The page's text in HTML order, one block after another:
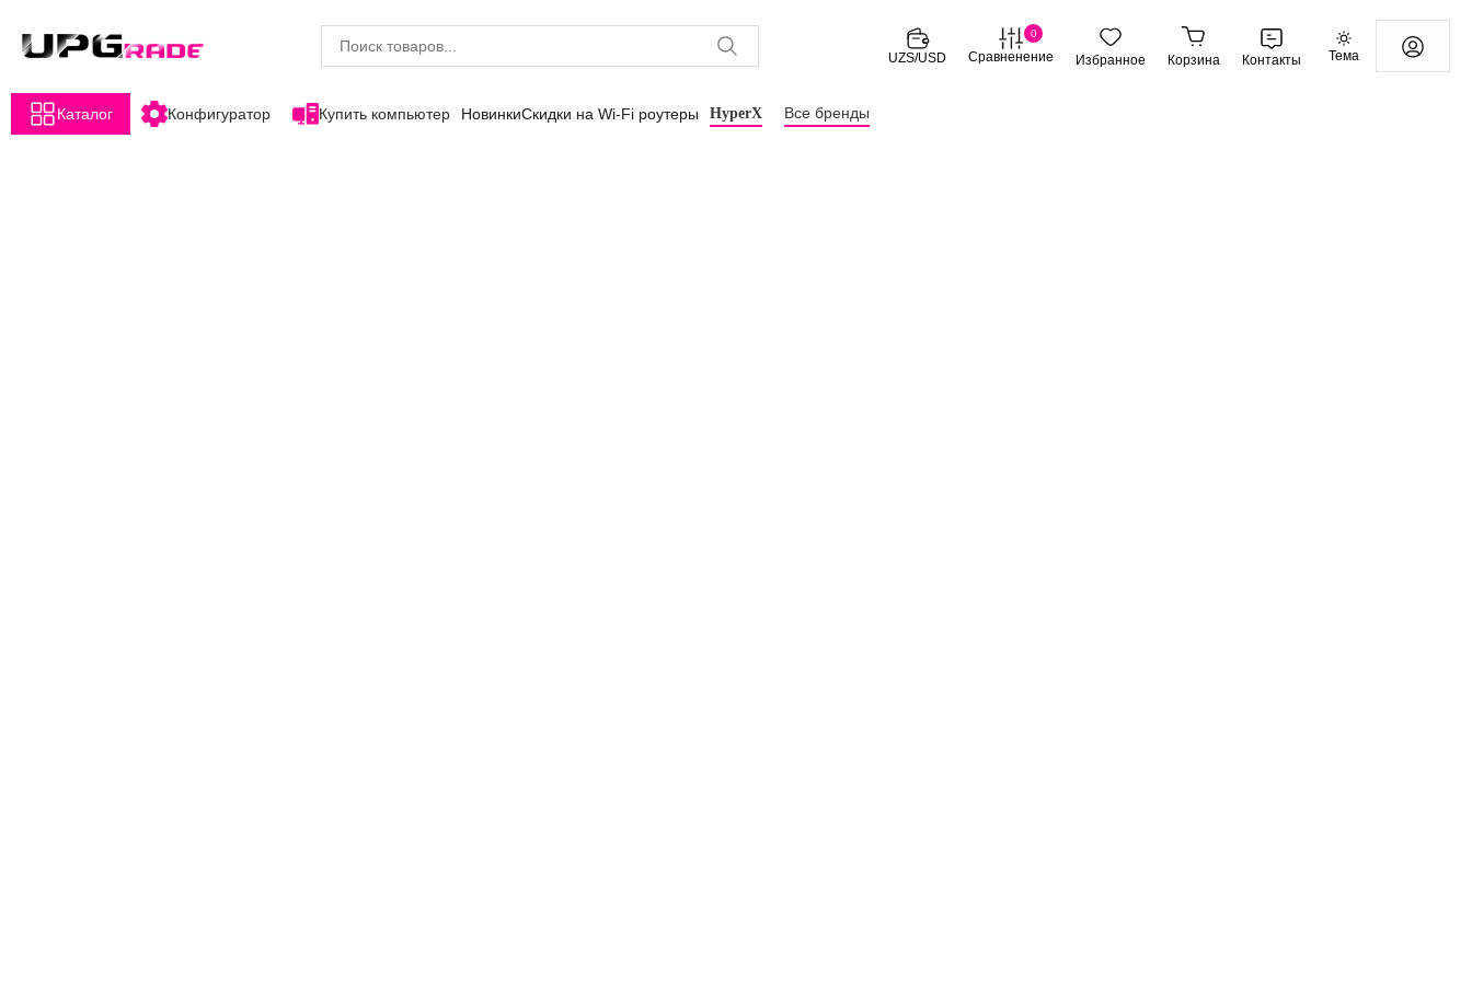
UZS/USD
0
Сравненение Избранное Корзина Контакты Тема
Каталог Конфигуратор Купить компьютер НовинкиСкидки на Wi-Fi роутеры HyperX Все бренды